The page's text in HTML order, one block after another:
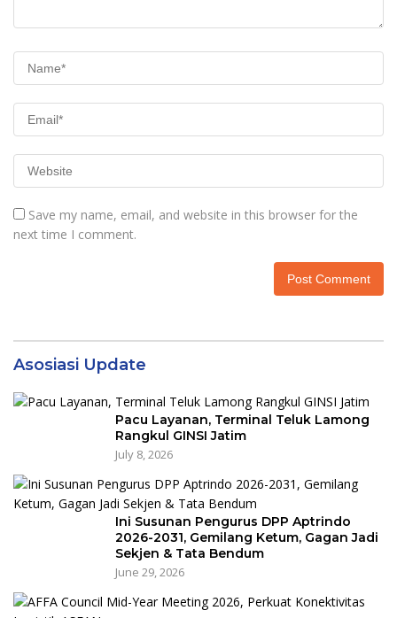
Save my name, email, and website in this browser for the
next time I comment.
Asosiasi Update
Pacu Layanan, Terminal Teluk Lamong
Rangkul GINSI Jatim
July 8, 2026
Ini Susunan Pengurus DPP Aptrindo
2026-2031, Gemilang Ketum, Gagan Jadi
Sekjen & Tata Bendum
June 29, 2026